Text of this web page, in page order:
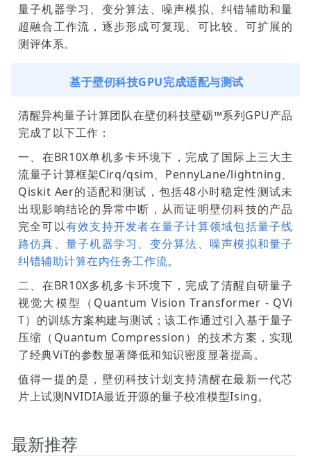
量子机器学习、变分算法、噪声模拟、纠错辅助和量
超融合工作流，逐步形成可复现、可比较、可扩展的
测评体系。
基于壁仞科技GPU完成适配与测试
清醒异构量子计算团队在壁仞科技壁砺™系列GPU产品
完成了以下工作：
一、在BR10X单机多卡环境下，完成了国际上三大主
流量子计算框架Cirq/qsim、PennyLane/lightning、
Qiskit Aer的适配和测试，包括48小时稳定性测试未
出现影响结论的异常中断，从而证明壁仞科技的产品
完全可以有效支持开发者在量子计算领域包括量子线
路仿真、量子机器学习、变分算法、噪声模拟和量子
纠错辅助计算在内任务工作流。
二、在BR10X多机多卡环境下，完成了清醒自研量子
视觉大模型（Quantum Vision Transformer - QVi
T）的训练方案构建与测试；该工作通过引入基于量子
压缩（Quantum Compression）的技术方案，实现
了经典ViT的参数显著降低和知识密度显著提高。
值得一提的是，壁仞科技计划支持清醒在最新一代芯
片上试测NVIDIA最近开源的量子校准模型Ising。
最新推荐